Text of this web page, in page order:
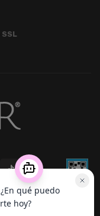
SSL